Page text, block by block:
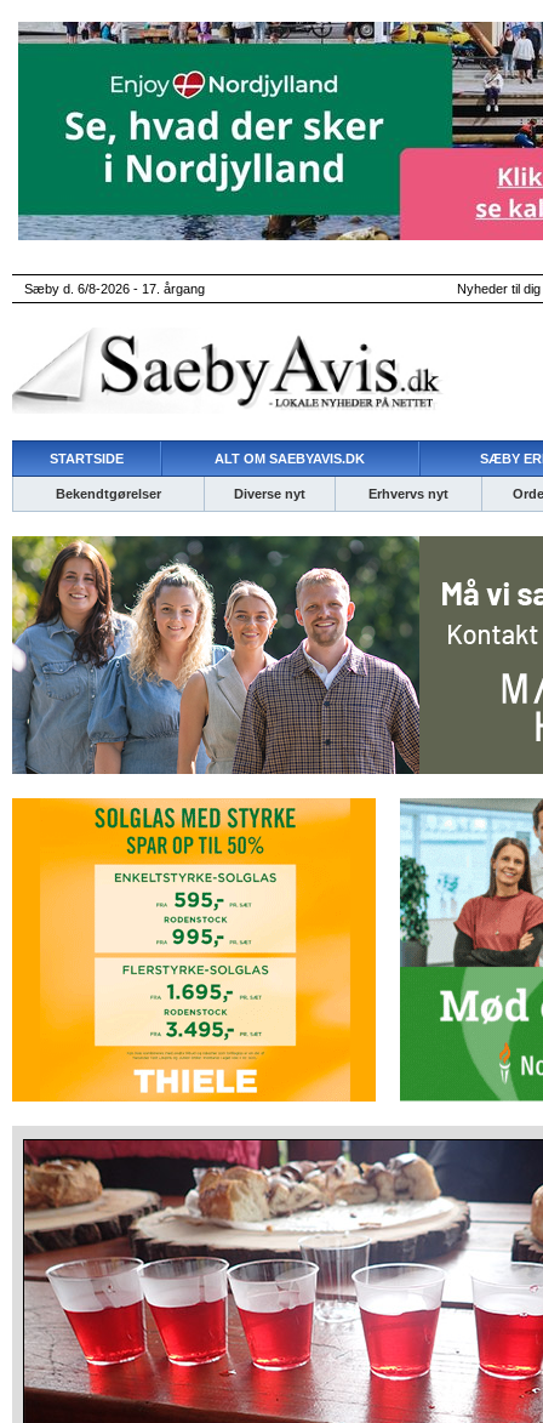
Sæby d. 6/8-2026 - 17. årgang Nyheder til
STARTSIDE ALT OM SAEBYAVIS.DK SÆBY
Bekendtgørelser Diverse nyt Erhvervs nyt